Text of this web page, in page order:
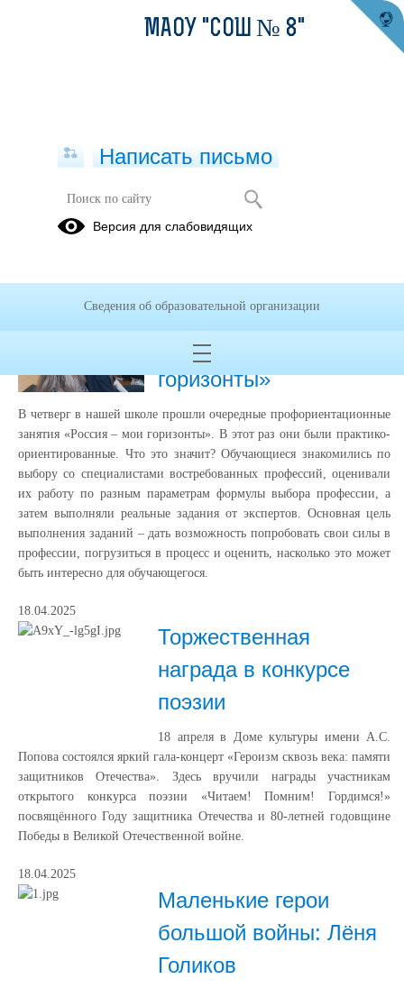
Публикации за 18.04.2025
Практико-
ориентированные
занятия «Россия – мои
горизонты»
В четверг в нашей школе прошли очередные профориентационные
занятия «Россия – мои горизонты». В этот раз они были практико-
ориентированные. Что это значит? Обучающиеся знакомились по
выбору со специалистами востребованных профессий, оценивали
их работу по разным параметрам формулы выбора профессии, а
затем выполняли реальные задания от экспертов. Основная цель
выполнения заданий – дать возможность попробовать свои силы в
профессии, погрузиться в процесс и оценить, насколько это может
быть интересно для обучающегося.
18.04.2025
Торжественная
награда в конкурсе
поэзии
18 апреля в Доме культуры имени А.С.
Попова состоялся яркий гала-концерт «Героизм сквозь века: памяти
защитников Отечества». Здесь вручили награды участникам
открытого конкурса поэзии «Читаем! Помним! Гордимся!»
посвящённого Году защитника Отечества и 80-летней годовщине
Победы в Великой Отечественной войне.
18.04.2025
Маленькие герои
большой войны: Лёня
Голиков
МАОУ "СОШ № 8"
Написать письмо
Версия для слабовидящих
Сведения об образовательной организации